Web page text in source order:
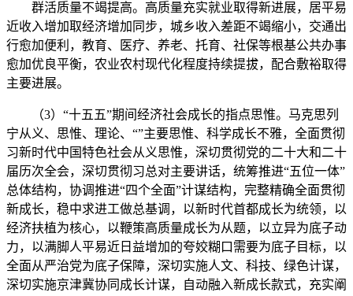
群活质量不竭提高。高质量充实就业取得新进展，居平易
近收入增加取经济增加同步，城乡收入差距不竭缩小，交通出
行愈加便利，教育、医疗、养老、托育、社保等根基公共办事
愈加优良平衡，农业农村现代化程度持续提拔，配合敷裕取得
主要进展。
（3）“十五五”期间经济社会成长的指点思惟。马克思列
宁从义、思惟、理论、“”主要思惟、科学成长不雅，全面贯彻
习新时代中国特色社会从义思惟，深切贯彻党的二十大和二十
届历次全会，深切贯彻习总对主要讲话，统筹推进“五位一体”
总体结构，协调推进“四个全面”计谋结构，完整精确全面贯彻
新成长，稳中求进工做总基调，以新时代首都成长为统领，以
经济扶植为核心，以鞭策高质量成长为从题，以立异为底子动
力，以满脚人平易近日益增加的夸姣糊口需要为底子目标，以
全面从严治党为底子保障，深切实施人文、科技、绿色计谋，
深切实施京津冀协同成长计谋，自动融入新成长款式，充实阐